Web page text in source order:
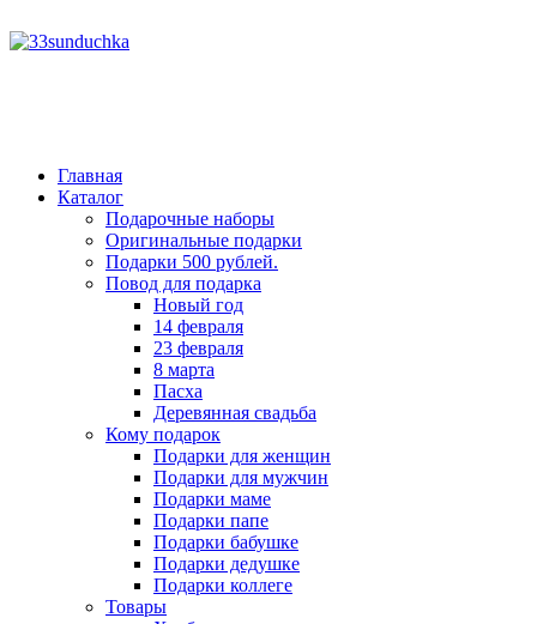
Главная
Каталог
Подарочные наборы
Оригинальные подарки
Подарки 500 рублей.
Повод для подарка
Новый год
14 февраля
23 февраля
8 марта
Пасха
Деревянная свадьба
Кому подарок
Подарки для женщин
Подарки для мужчин
Подарки маме
Подарки папе
Подарки бабушке
Подарки дедушке
Подарки коллеге
Товары